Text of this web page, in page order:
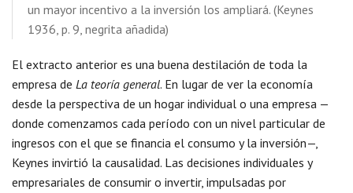
un mayor incentivo a la inversión los ampliará. (Keynes
1936, p. 9, negrita añadida)
El extracto anterior es una buena destilación de toda la
empresa de La teoría general. En lugar de ver la economía
desde la perspectiva de un hogar individual o una empresa —
donde comenzamos cada período con un nivel particular de
ingresos con el que se financia el consumo y la inversión—,
Keynes invirtió la causalidad. Las decisiones individuales y
empresariales de consumir o invertir, impulsadas por